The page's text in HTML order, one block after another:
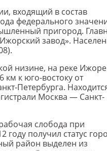
входящий в состав
федерального
пригород.
завод».
низине, на реке Ижоре
км к юго-востоку от
Петербурга.
Москва — Санкт-
слобода при
году получил статус
район выделен из